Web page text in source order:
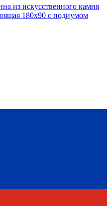
из искусственного камня
180х90 с подиумом